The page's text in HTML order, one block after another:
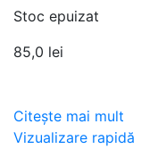
Stoc epuizat
85,0 lei
Citește mai mult
Vizualizare rapidă